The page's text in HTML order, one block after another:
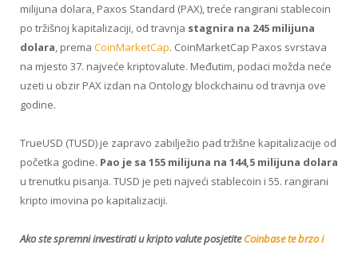
milijuna dolara, Paxos Standard (PAX), treće rangirani stablecoin
po tržišnoj kapitalizaciji, od travnja stagnira na 245 milijuna
dolara, prema CoinMarketCap. CoinMarketCap Paxos svrstava
na mjesto 37. najveće kriptovalute. Međutim, podaci možda neće
uzeti u obzir PAX izdan na Ontology blockchainu od travnja ove
godine.
TrueUSD (TUSD) je zapravo zabilježio pad tržišne kapitalizacije od
početka godine. Pao je sa 155 milijuna na 144,5 milijuna dolara
u trenutku pisanja. TUSD je peti najveći stablecoin i 55. rangirani
kripto imovina po kapitalizaciji.
Ako ste spremni investirati u kripto valute posjetiteCoinbase te brzo i